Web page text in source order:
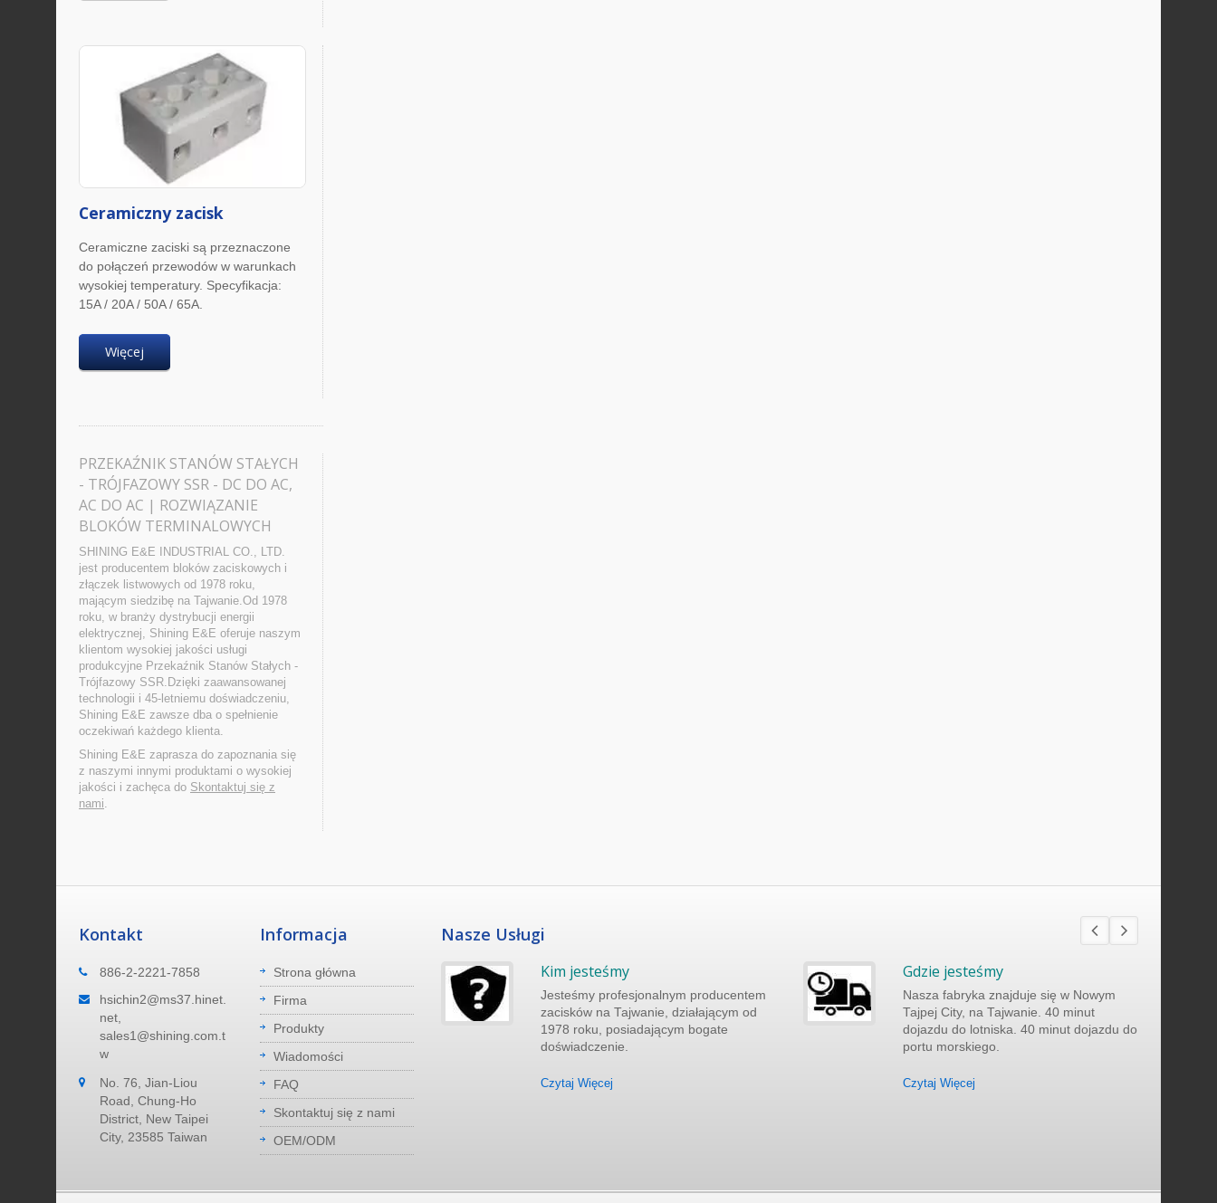
Ceramiczny zacisk
Ceramiczne zaciski są przeznaczone
do połączeń przewodów w warunkach
wysokiej temperatury. Specyfikacja:
15A / 20A / 50A / 65A.
Więcej
PRZEKAŹNIK STANÓW STAŁYCH
- TRÓJFAZOWY SSR - DC DO AC,
AC DO AC | ROZWIĄZANIE
BLOKÓW TERMINALOWYCH
SHINING E&E INDUSTRIAL CO., LTD.
jest producentem bloków zaciskowych i
złączek listwowych od 1978 roku,
mającym siedzibę na Tajwanie.Od 1978
roku, w branży dystrybucji energii
elektrycznej, Shining E&E oferuje naszym
klientom wysokiej jakości usługi
produkcyjne Przekaźnik Stanów Stałych -
Trójfazowy SSR.Dzięki zaawansowanej
technologii i 45-letniemu doświadczeniu,
Shining E&E zawsze dba o spełnienie
oczekiwań każdego klienta.
Shining E&E zaprasza do zapoznania się
z naszymi innymi produktami o wysokiej
jakości i zachęca do Skontaktuj się z
nami.
Kontakt
886-2-2221-7858
hsichin2@ms37.hinet.
net,
sales1@shining.com.t
w
No. 76, Jian-Liou
Road, Chung-Ho
District, New Taipei
City, 23585 Taiwan
Informacja
Strona główna
Firma
Produkty
Wiadomości
FAQ
Skontaktuj się z nami
OEM/ODM
Nasze Usługi
Gdzie jesteśmy
Nasza fabryka znajduje się w Nowym
Tajpej City, na Tajwanie. 40 minut
dojazdu do lotniska. 40 minut dojazdu do
portu morskiego.
Czytaj Więcej
Kim jesteśmy
Jesteśmy profesjonalnym producentem
zacisków na Tajwanie, działającym od
1978 roku, posiadającym bogate
doświadczenie.
Czytaj Więcej
Gdzie jesteśmy
Nasza fabryka znajduje się w Nowym
Tajpej City, na Tajwanie. 40 minut
dojazdu do lotniska. 40 minut dojazdu do
portu morskiego.
Czytaj Więcej